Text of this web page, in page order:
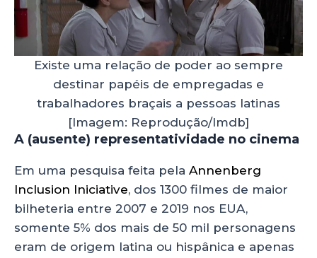
Existe uma relação de poder ao sempre
destinar papéis de empregadas e
trabalhadores braçais a pessoas latinas
[Imagem: Reprodução/Imdb]
A (ausente) representatividade no cinema
Em uma pesquisa feita pela Annenberg
Inclusion Iniciative, dos 1300 filmes de maior
bilheteria entre 2007 e 2019 nos EUA,
somente 5% dos mais de 50 mil personagens
eram de origem latina ou hispânica e apenas